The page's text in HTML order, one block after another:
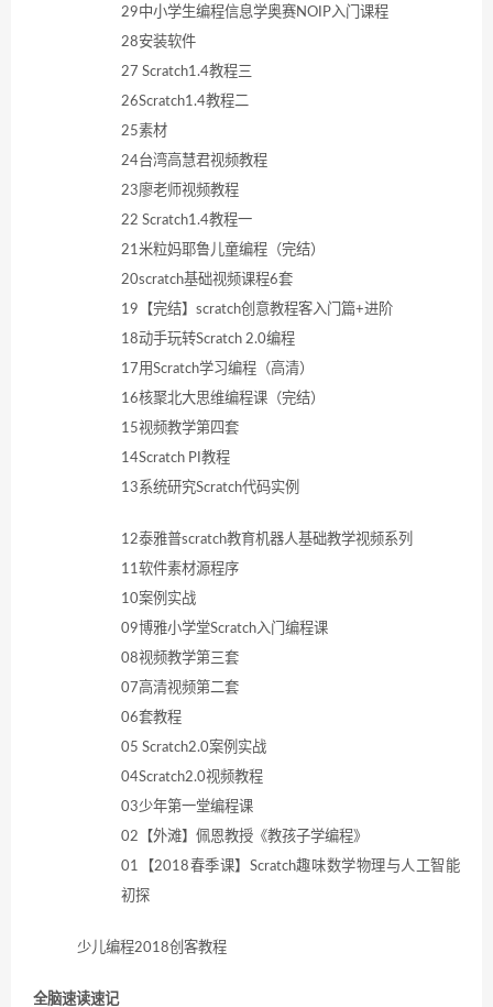
29中小学生编程信息学奥赛NOIP入门课程
28安装软件
27 Scratch1.4教程三
26Scratch1.4教程二
25素材
24台湾高慧君视频教程
23廖老师视频教程
22 Scratch1.4教程一
21米粒妈耶鲁儿童编程（完结）
20scratch基础视频课程6套
19【完结】scratch创意教程客入门篇+进阶
18动手玩转Scratch 2.0编程
17用Scratch学习编程（高清）
16核聚北大思维编程课（完结）
15视频教学第四套
14Scratch PI教程
13系统研究Scratch代码实例
12泰雅普scratch教育机器人基础教学视频系列
11软件素材源程序
10案例实战
09博雅小学堂Scratch入门编程课
08视频教学第三套
07高清视频第二套
06套教程
05 Scratch2.0案例实战
04Scratch2.0视频教程
03少年第一堂编程课
02【外滩】佩恩教授《教孩子学编程》
01【2018春季课】Scratch趣味数学物理与人工智能
初探
少儿编程2018创客教程
全脑速读速记